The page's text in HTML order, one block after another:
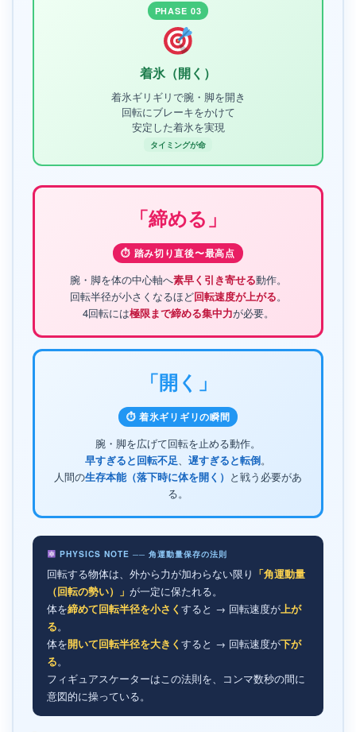
PHASE 03
着氷（開く）
着氷ギリギリで腕・脚を開き
回転にブレーキをかけて
安定した着氷を実現
タイミングが命
「締める」
⏱ 踏み切り直後〜最高点
腕・脚を体の中心軸へ素早く引き寄せる動作。
回転半径が小さくなるほど回転速度が上がる。
4回転には極限まで締める集中力が必要。
「開く」
⏱ 着氷ギリギリの瞬間
腕・脚を広げて回転を止める動作。
早すぎると回転不足、 遅すぎると転倒。
人間の生存本能（落下時に体を開く） と戦う必要があ
る。
PHYSICS NOTE ── 角運動量保存の法則
回転する物体は、外から力が加わらない限り 「角運動量
（回転の勢い）」 が一定に保たれる。
体を締めて回転半径を小さく すると → 回転速度が 上が
る。
体を開いて回転半径を大きく すると → 回転速度が下が
る。
フィギュアスケーターはこの法則を、コンマ数秒の間に
意図的に操っている。